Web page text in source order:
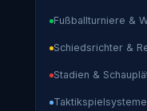
Fußballturniere &
Schiedsrichter &
Stadien &
Taktikspielsysteme